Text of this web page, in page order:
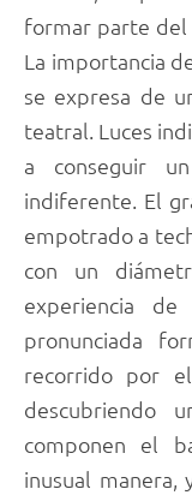
formar parte del
La importancia
se expresa de
teatral. Luces
a conseguir
indiferente. El
empotrado a
con un
experiencia
pronunciada
recorrido por
descubriendo
componen el
inusual manera,